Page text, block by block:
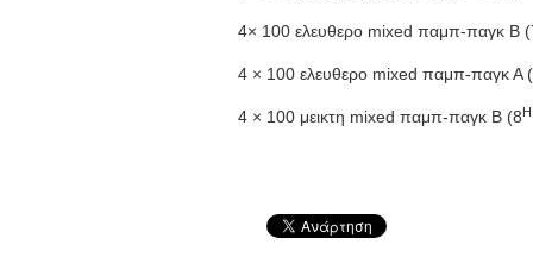
4× 100 ελευθερο mixed παμπ-παγκ Β
4 × 100 ελευθερο mixed παμπ-παγκ Α
4 × 100 μεικτη mixed παμπ-παγκ Β (8Η